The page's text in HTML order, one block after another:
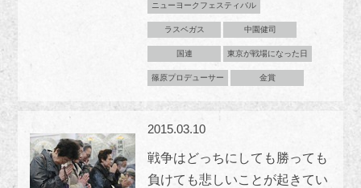
ニューヨークフェスティバル
ラスベガス 中園健司
国連 東京が戦場になった日
篠原プロデューサー 金賞
2015.03.10
戦争はどっちにしても勝っても
負けても悲しいことが起きてい